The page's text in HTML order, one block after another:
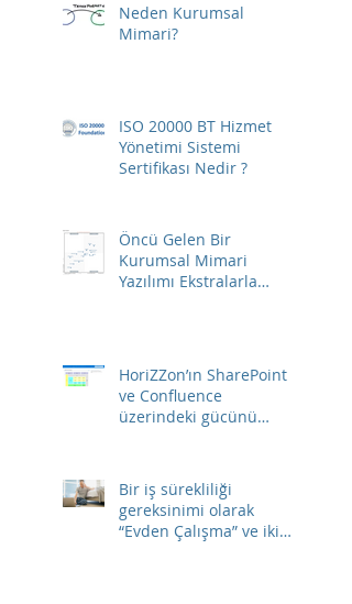
Neden Kurumsal
Mimari?
ISO 20000 BT Hizmet
Yönetimi Sistemi
Sertifikası Nedir ?
Öncü Gelen Bir
Kurumsal Mimari
Yazılımı Ekstralarla
HoriZZon’ın SharePoint
ve Confluence
üzerindeki gücünü
Bir iş sürekliliği
gereksinimi olarak
“Evden Çalışma”​ ve iki